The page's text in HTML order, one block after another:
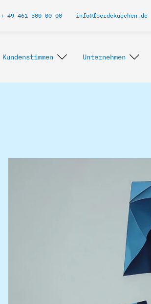
+ 49 461 500 00 00 info@foerdekuechen.de
Kundenstimmen Unternehmen